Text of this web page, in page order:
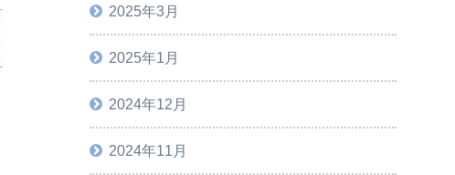
2025年3月
2025年1月
2024年12月
2024年11月